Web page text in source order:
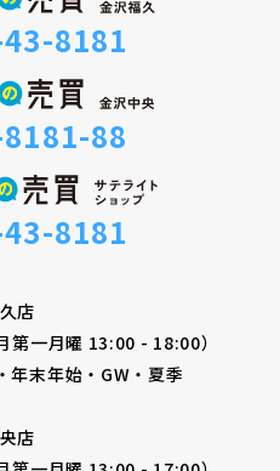
8181
88
8181
店
一月曜 13:00 - 18:00）
年末年始・GW・夏季
店